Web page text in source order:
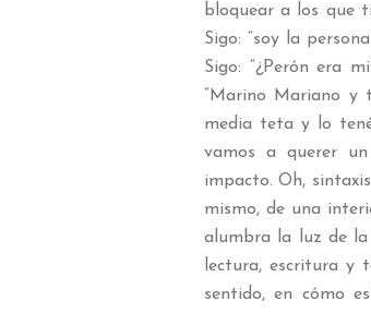
bloquear a los que
Sigo: “soy la
Sigo: “¿Perón era
“Marino Mariano y
media teta y lo
vamos a querer
impacto. Oh,
mismo, de una
alumbra la luz de la
lectura, escritura y
sentido, en cómo